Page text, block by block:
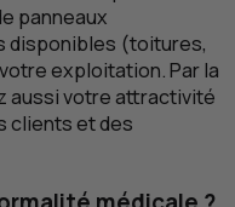
panneaux
disponibles (toitures,
exploitation. Par la
aussi votre attractivité
clients et des